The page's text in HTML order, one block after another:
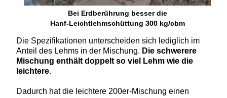
Bei Erdberührung besser die
Hanf-Leichtlehmschüttung 300 kg/cbm
Die Spezifikationen unterscheiden sich lediglich im
Anteil des Lehms in der Mischung. Die schwerere
Mischung enthält doppelt so viel Lehm wie die
leichtere.
Dadurch hat die leichtere 200er-Mischung einen